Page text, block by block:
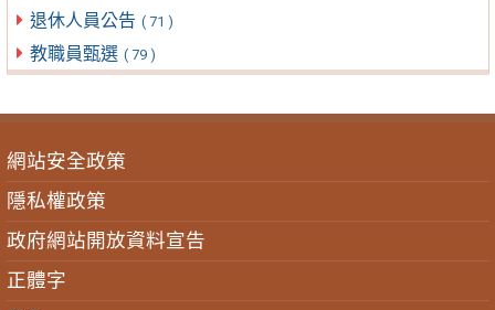
退休人員公告 ( 71 )
教職員甄選 ( 79 )
網站安全政策
隱私權政策
政府網站開放資料宣告
正體字